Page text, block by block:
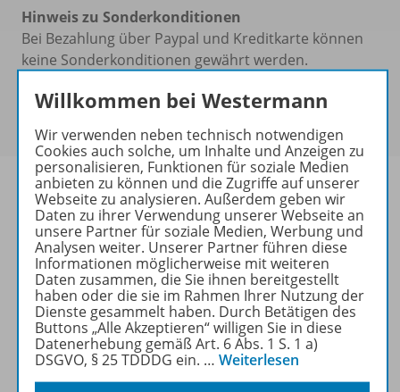
Hinweis zu Sonderkonditionen
Bei Bezahlung über Paypal und Kreditkarte können
keine Sonderkonditionen gewährt werden.
Um den für Sie gültigen Preis zu sehen,melden Sie
Informationen
Beschreibung
Weitere Inhalte der Ausgabe
Willkommen bei Westermann
Wir verwenden neben technisch notwendigen
Cookies auch solche, um Inhalte und Anzeigen zu
personalisieren, Funktionen für soziale Medien
anbieten zu können und die Zugriffe auf unserer
Webseite zu analysieren. Außerdem geben wir
Daten zu ihrer Verwendung unserer Webseite an
unsere Partner für soziale Medien, Werbung und
Analysen weiter. Unserer Partner führen diese
Informationen möglicherweise mit weiteren
Daten zusammen, die Sie ihnen bereitgestellt
haben oder die sie im Rahmen Ihrer Nutzung der
Dienste gesammelt haben. Durch Betätigen des
Buttons „Alle Akzeptieren“ willigen Sie in diese
Datenerhebung gemäß Art. 6 Abs. 1 S. 1 a)
DSGVO, § 25 TDDDG ein. … Weiterlesen